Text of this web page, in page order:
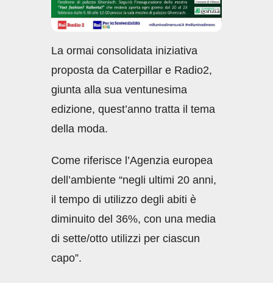
La ormai consolidata iniziativa
proposta da Caterpillar e Radio2,
giunta alla sua ventunesima
edizione, quest’anno tratta il tema
della moda.
Come riferisce l’Agenzia europea
dell’ambiente “negli ultimi 20 anni,
il tempo di utilizzo degli abiti è
diminuito del 36%, con una media
di sette/otto utilizzi per ciascun
capo”.